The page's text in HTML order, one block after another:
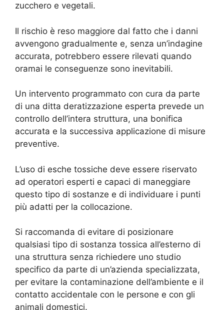
zucchero e vegetali.
Il rischio è reso maggiore dal fatto che i danni
avvengono gradualmente e, senza un’indagine
accurata, potrebbero essere rilevati quando
oramai le conseguenze sono inevitabili.
Un intervento programmato con cura da parte
di una ditta deratizzazione esperta prevede un
controllo dell’intera struttura, una bonifica
accurata e la successiva applicazione di misure
preventive.
L’uso di esche tossiche deve essere riservato
ad operatori esperti e capaci di maneggiare
questo tipo di sostanze e di individuare i punti
più adatti per la collocazione.
Si raccomanda di evitare di posizionare
qualsiasi tipo di sostanza tossica all’esterno di
una struttura senza richiedere uno studio
specifico da parte di un’azienda specializzata,
per evitare la contaminazione dell’ambiente e il
contatto accidentale con le persone e con gli
animali domestici.